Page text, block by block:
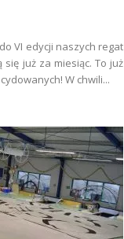
VI edycji naszych regat
się już za miesiąc. To już
W chwili...